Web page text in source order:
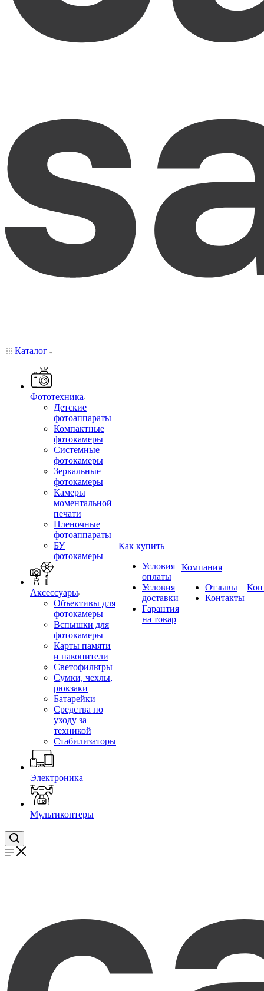
Каталог
Фототехника
Детские
фотоаппараты
Компактные
фотокамеры
Системные
фотокамеры
Зеркальные
фотокамеры
Камеры
моментальной
печати
Пленочные
фотоаппараты
БУ
фотокамеры
Аксессуары
Объективы для
фотокамеры
Вспышки для
фотокамеры
Карты памяти
и накопители
Светофильтры
Сумки, чехлы,
рюкзаки
Батарейки
Средства по
уходу за
техникой
Стабилизаторы
Электроника
Мультикоптеры
Как купить
Условия
оплаты
Условия
доставки
Гарантия
на товар
Компания
Отзывы
Контакты